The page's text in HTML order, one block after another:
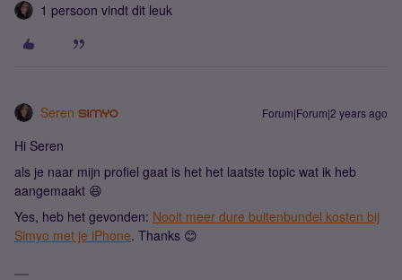
1 persoon vindt dit leuk
Seren Forum|Forum|2 years ago
Hi Seren
als je naar mijn profiel gaat is het het laatste topic wat ik heb
aangemaakt 😆
Yes, heb het gevonden: Nooit meer dure buitenbundel kosten bij
Simyo met je iPhone. Thanks 😊